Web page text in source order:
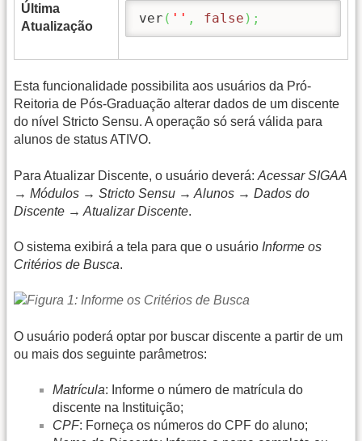
Última
Atualização
ver ( '' , false ) ;
Esta funcionalidade possibilita aos usuários da Pró-
Reitoria de Pós-Graduação alterar dados de um discente
do nível Stricto Sensu. A operação só será válida para
alunos de status ATIVO.
Para Atualizar Discente, o usuário deverá: Acessar SIGAA
→ Módulos → Stricto Sensu → Alunos → Dados do
Discente → Atualizar Discente.
O sistema exibirá a tela para que o usuário Informe os
Critérios de Busca.
O usuário poderá optar por buscar discente a partir de um
ou mais dos seguinte parâmetros:
Matrícula: Informe o número de matrícula do
discente na Instituição;
CPF: Forneça os números do CPF do aluno;